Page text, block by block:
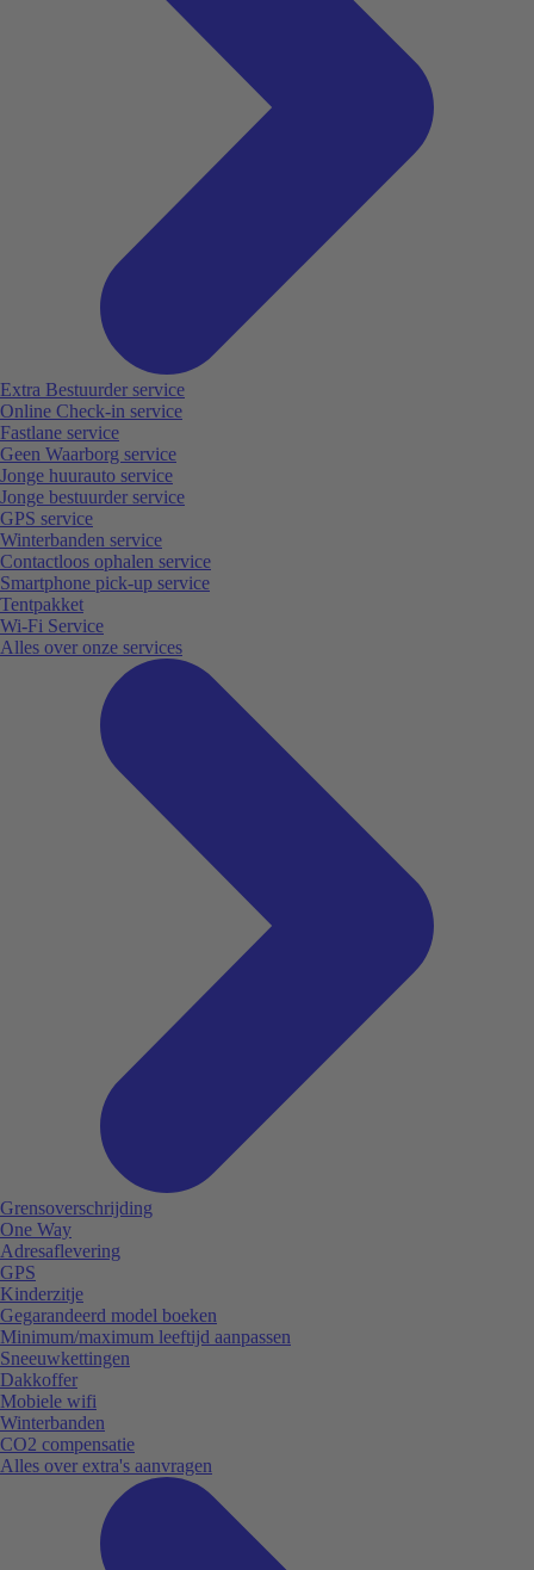
Extra Bestuurder service
Online Check-in service
Fastlane service
Geen Waarborg service
Jonge huurauto service
Jonge bestuurder service
GPS service
Winterbanden service
Contactloos ophalen service
Smartphone pick-up service
Tentpakket
Wi-Fi Service
Alles over onze services
Grensoverschrijding
One Way
Adresaflevering
GPS
Kinderzitje
Gegarandeerd model boeken
Minimum/maximum leeftijd aanpassen
Sneeuwkettingen
Dakkoffer
Mobiele wifi
Winterbanden
CO2 compensatie
Alles over extra's aanvragen